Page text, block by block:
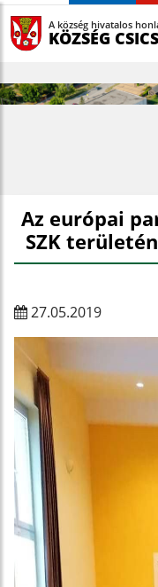
A község hivatalos
KÖZSÉG
Az európai
SZK
27.05.2019